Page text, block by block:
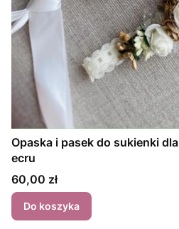
Opaska i pasek do sukienki
ecru
Cena
60,00 zł
Do koszyka